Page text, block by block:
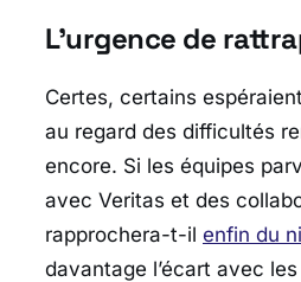
L’urgence de
Certes, certains
au regard des difficultés
encore. Si les équipes
avec Veritas et des
rapprochera-t-il enfin du
davantage l’écart avec